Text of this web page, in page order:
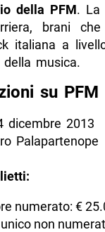
della PFM. La
brani
italiana a
della musica.
su PFM
dicembre 2013
Palapartenope
numerato: €
non